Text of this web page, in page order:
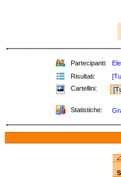
Partecipanti:
Risultati:
Cartellini:
Statistiche:
S